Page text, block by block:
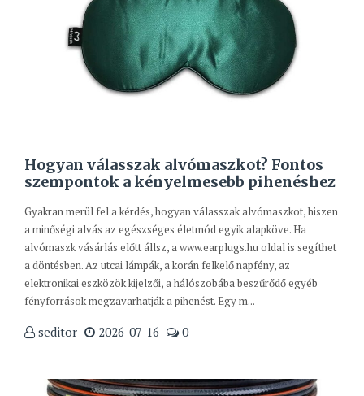
Hogyan válasszak alvómaszkot? Fontos
szempontok a kényelmesebb pihenéshez
Gyakran merül fel a kérdés, hogyan válasszak alvómaszkot, hiszen
a minőségi alvás az egészséges életmód egyik alapköve. Ha
alvómaszk vásárlás előtt állsz, a www.earplugs.hu oldal is segíthet
a döntésben. Az utcai lámpák, a korán felkelő napfény, az
elektronikai eszközök kijelzői, a hálószobába beszűrődő egyéb
fényforrások megzavarhatják a pihenést. Egy m...
seditor 2026-07-16 0